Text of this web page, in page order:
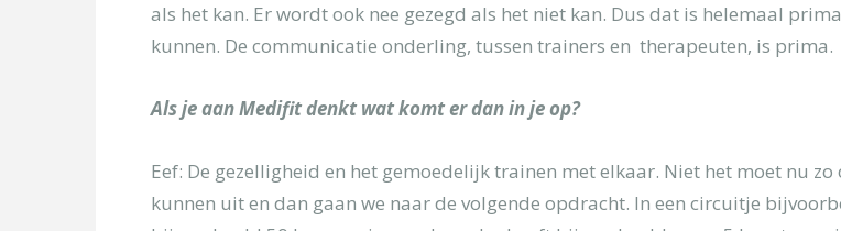
als het kan. Er wordt ook nee gezegd als het niet kan. Dus dat is helemaal
kunnen. De communicatie onderling, tussen trainers en therapeuten, is prima.
Als je aan Medifit denkt wat komt er dan in je op?
Eef: De gezelligheid en het gemoedelijk trainen met elkaar. Niet het moet nu
kunnen uit en dan gaan we naar de volgende opdracht. In een circuitje